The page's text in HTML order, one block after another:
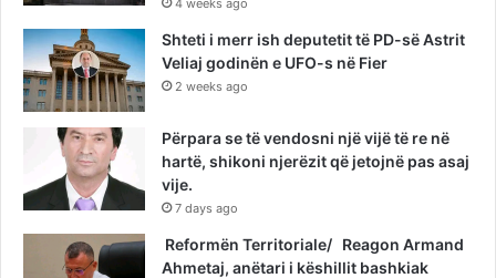
4 weeks ago
Shteti i merr ish deputetit të PD-së Astrit
Veliaj godinën e UFO-s në Fier
2 weeks ago
Përpara se të vendosni një vijë të re në
hartë, shikoni njerëzit që jetojnë pas asaj
vije.
7 days ago
Reformën Territoriale/ Reagon Armand
Ahmetaj, anëtari i këshillit bashkiak